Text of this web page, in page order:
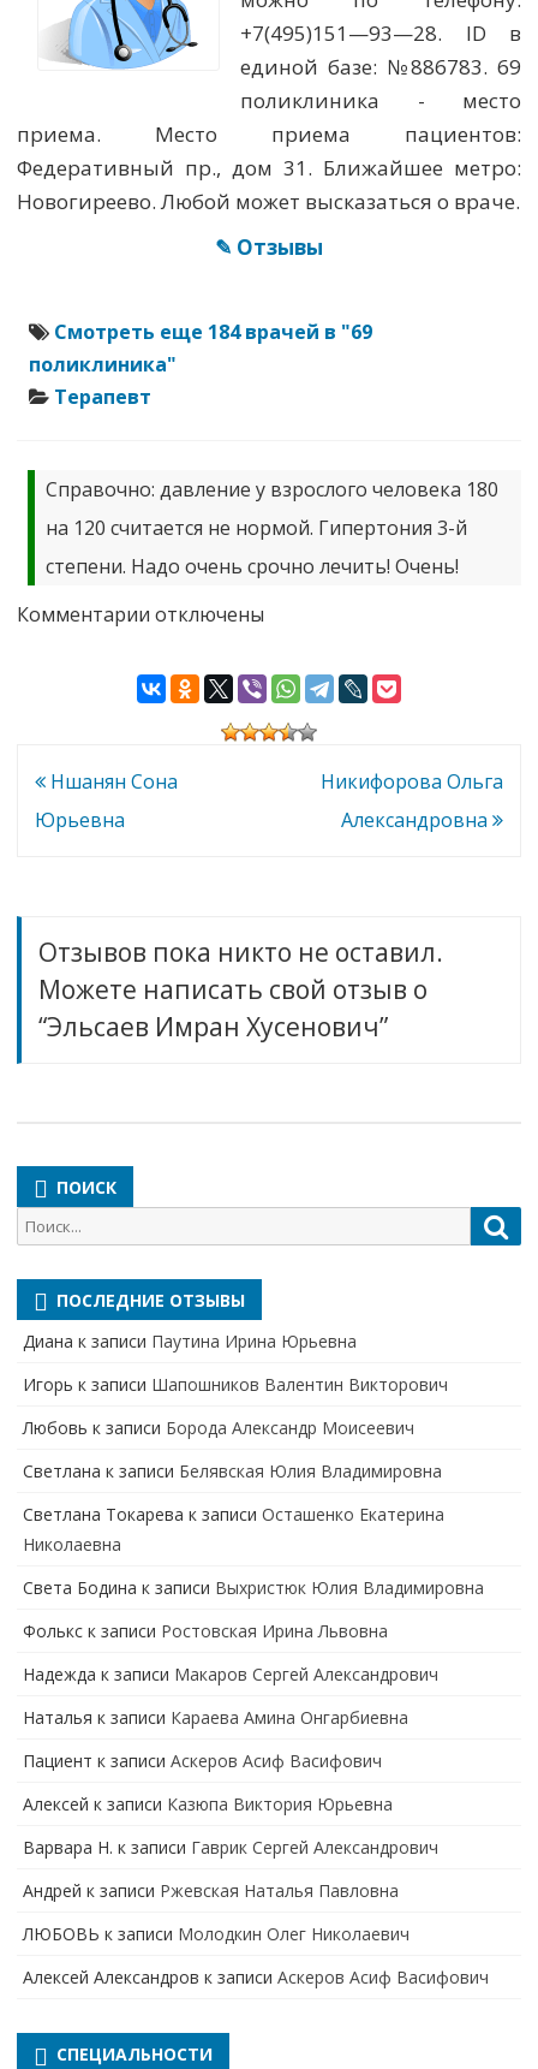
+7(495)151—93—28. ID в
единой базе: №886783. 69
поликлиника - место
приема. Место приема пациентов:
Федеративный пр., дом 31. Ближайшее метро:
Новогиреево. Любой может высказаться о враче.
✎ Отзывы
Смотреть еще 184 врачей в "69
поликлиника"
Терапевт
Справочно: давление у взрослого человека 180
на 120 считается не нормой. Гипертония 3-й
степени. Надо очень срочно лечить! Очень!
Комментарии к
Имран
Хусенович
отключены
Навигация
по
Ншанян Сона
Юрьевна
Никифорова Ольга
Александровна
Отзывов пока никто не оставил.
Можете написать свой отзыв о
“Эльсаев Имран Хусенович”
ПОИСК
Поиск
для:
ПОСЛЕДНИЕ ОТЗЫВЫ
Диана к записи Паутина Ирина Юрьевна
Игорь к записи Шапошников Валентин Викторович
Любовь к записи Борода Александр Моисеевич
Светлана к записи Белявская Юлия Владимировна
Cветлана Токарева к записи Осташенко Екатерина
Николаевна
Света Бодина к записи Выхристюк Юлия Владимировна
Фолькс к записи Ростовская Ирина Львовна
Надежда к записи Макаров Сергей Александрович
Наталья к записи Караева Амина Онгарбиевна
Пациент к записи Аскеров Асиф Васифович
Алексей к записи Казюпа Виктория Юрьевна
Варвара Н. к записи Гаврик Сергей Александрович
Андрей к записи Ржевская Наталья Павловна
ЛЮБОВЬ к записи Молодкин Олег Николаевич
Алексей Александров к записи Аскеров Асиф Васифович
СПЕЦИАЛЬНОСТИ